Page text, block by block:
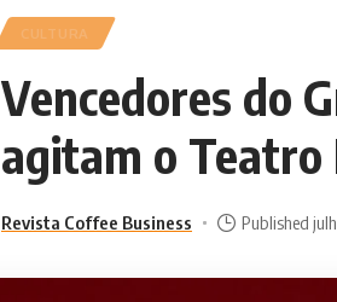
CULTURA
Vencedores do
agitam o Teatro
Revista Coffee Business Published